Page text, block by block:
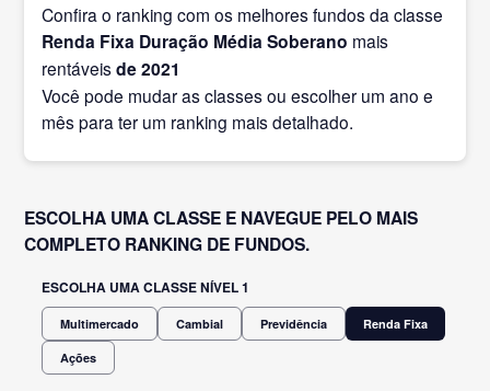
Confira o ranking com os melhores fundos da classe
Renda Fixa Duração Média Soberano mais
rentáveisde 2021
Você pode mudar as classes ou escolher um ano e
mês para ter um ranking mais detalhado.
ESCOLHA UMA CLASSE E NAVEGUE PELO MAIS
COMPLETO RANKING DE FUNDOS.
ESCOLHA UMA CLASSE NÍVEL 1
Multimercado Cambial Previdência Renda Fixa
Ações